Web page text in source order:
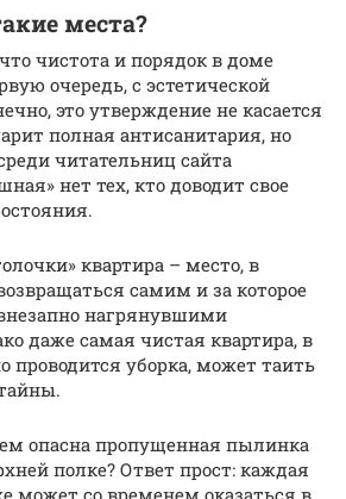
места?
чистота и порядок в доме
очередь, с эстетической
это утверждение не касается
полная антисанитария, но
читательниц сайта
нет тех, кто доводит свое
квартира – место, в
самим и за которое
нагрянувшими
даже самая чистая квартира, в
проводится уборка, может таить
опасна пропущенная пылинка
полке? Ответ прост: каждая
может со временем оказаться в